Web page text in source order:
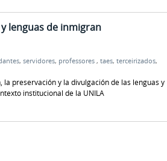
y lenguas de inmigran
, servidores, professores , taes, terceirizados,
preservación y la divulgación de las lenguas y
institucional de la UNILA